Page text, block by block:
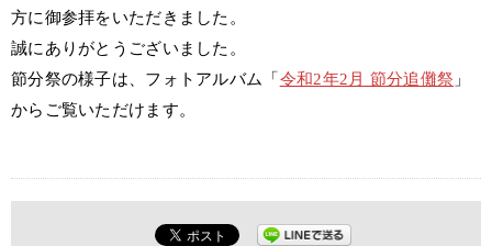
方に御参拝をいただきました。
誠にありがとうございました。
節分祭の様子は、フォトアルバム「 令和2年2月 節分追儺祭 」
からご覧いただけます。